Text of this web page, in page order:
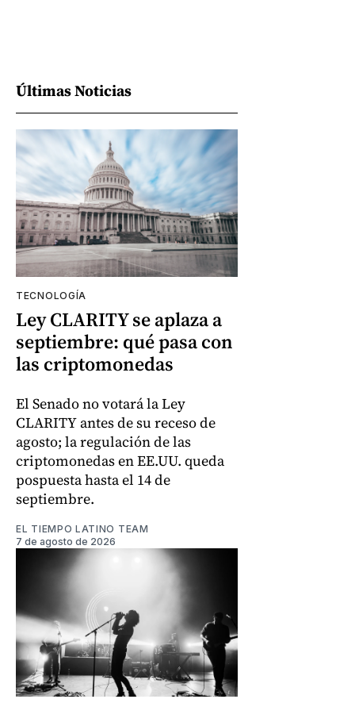
Últimas Noticias
TECNOLOGÍA
Ley CLARITY se aplaza a
septiembre: qué pasa con
las criptomonedas
El Senado no votará la Ley
CLARITY antes de su receso de
agosto; la regulación de las
criptomonedas en EE.UU. queda
pospuesta hasta el 14 de
septiembre.
EL TIEMPO LATINO TEAM
7 de agosto de 2026